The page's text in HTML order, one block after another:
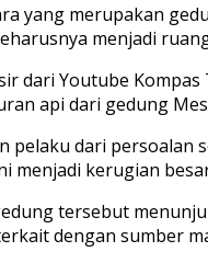
yang merupakan
menjadi
dari Youtube
api dari gedung
pelaku dari persoalan
menjadi kerugian
tersebut
dengan sumber